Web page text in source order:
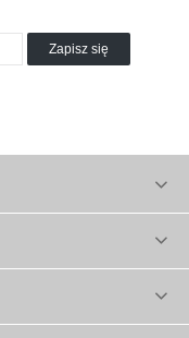
Zapisz się